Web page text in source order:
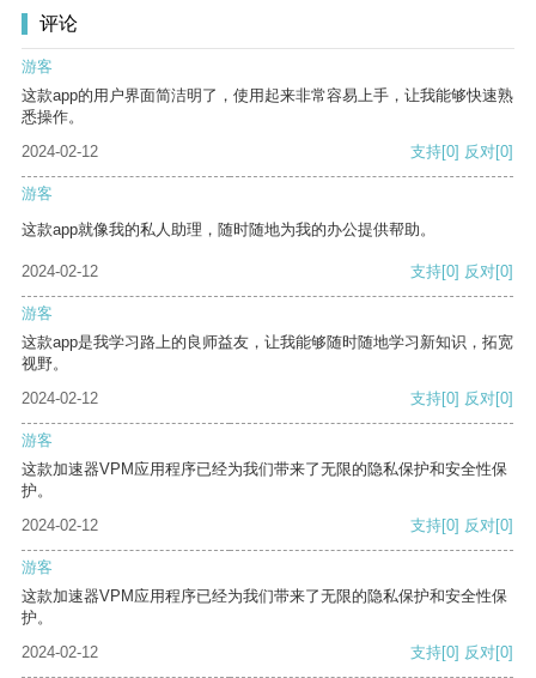
评论
游客
这款app的用户界面简洁明了，使用起来非常容易上手，让我能够快速熟
悉操作。
2024-02-12
支持[0] 反对[0]
游客
这款app就像我的私人助理，随时随地为我的办公提供帮助。
2024-02-12 支持[0] 反对[0]
游客
这款app是我学习路上的良师益友，让我能够随时随地学习新知识，拓宽
视野。
2024-02-12
支持[0] 反对[0]
游客
这款加速器VPM应用程序已经为我们带来了无限的隐私保护和安全性保
护。
2024-02-12
支持[0] 反对[0]
游客
这款加速器VPM应用程序已经为我们带来了无限的隐私保护和安全性保
护。
2024-02-12
支持[0] 反对[0]